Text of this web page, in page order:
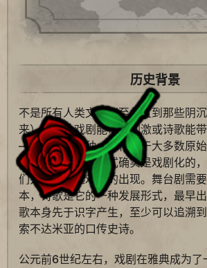
历史背景
不是所有人类文明（至少直到那些阴
来）都否认戏剧能带来刺激或诗歌能
——其中的一种——存在于大多数原始
中。然而这样的仪式确实是戏剧化的
们并不会引起戏剧的出现。舞台剧需
本，诗歌是它的一种发展形式，最早
歌本身先于识字产生，至少可以追溯
索不达米亚的口传史诗。
公元前6世纪左右，戏剧在雅典成为了